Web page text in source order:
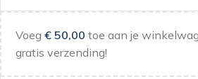
Voeg € 50,00 toe aan je
gratis verzending!